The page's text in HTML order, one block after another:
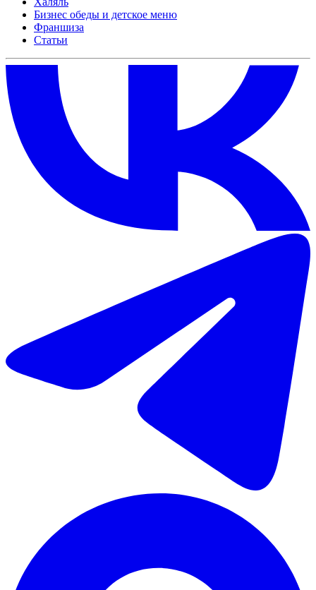
Бизнес обеды и детское меню
Франшиза
Статьи